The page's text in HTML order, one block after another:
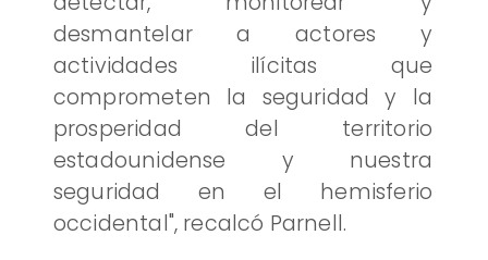
desmantelar a actores y
actividades ilícitas que
comprometen la seguridad y la
prosperidad del territorio
estadounidense y nuestra
seguridad en el hemisferio
occidental", recalcó Parnell.